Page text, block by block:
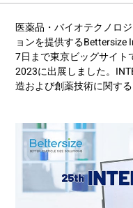
医薬品・バイオテクノロ
ョンを提供する
7日まで東京ビッグサイト
2023に出展しました。
造および創薬技術に関す